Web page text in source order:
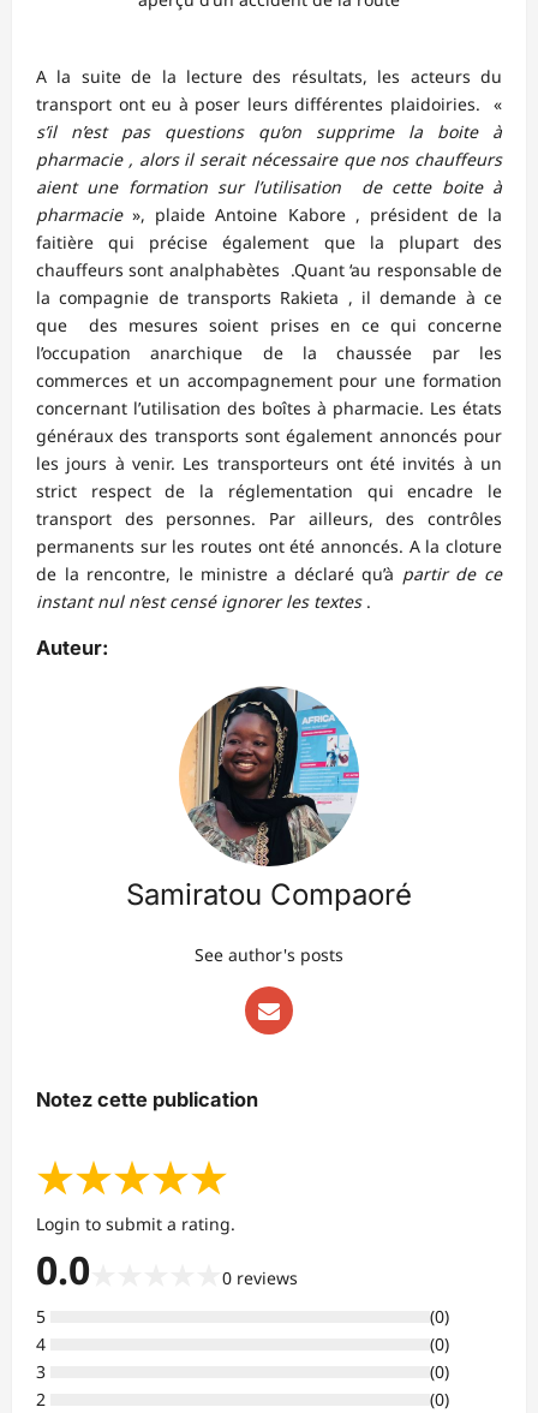
A la suite de la lecture des résultats, les acteurs du
transport ont eu à poser leurs différentes plaidoiries. «
s’il n’est pas questions qu’on supprime la boite à
pharmacie , alors il serait nécessaire que nos chauffeurs
aient une formation sur l’utilisation de cette boite à
pharmacie», plaide Antoine Kabore , président de la
faitière qui précise également que la plupart des
chauffeurs sont analphabètes .Quant ‘au responsable de
la compagnie de transports Rakieta , il demande à ce
que des mesures soient prises en ce qui concerne
l’occupation anarchique de la chaussée par les
commerces et un accompagnement pour une formation
concernant l’utilisation des boîtes à pharmacie. Les états
généraux des transports sont également annoncés pour
les jours à venir. Les transporteurs ont été invités à un
strict respect de la réglementation qui encadre le
transport des personnes. Par ailleurs, des contrôles
permanents sur les routes ont été annoncés. A la cloture
de la rencontre, le ministre a déclaré qu’à partir de ce
instant nul n’est censé ignorer les textes.
Auteur:
Samiratou Compaoré
See author's posts
Notez cette publication
★★★★★
Login to submit a rating.
0.0 0 reviews
5
(0)
4
(0)
3
(0)
2
(0)